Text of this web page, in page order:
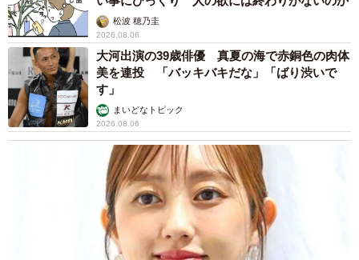
優賞をアジア人として初めて受賞し話題となりました。
◇ ◇
【出典】
▽塩顔イケメン俳優12人のランキング！お気に入りの俳優
は何位？
https://tpranking.com/salt-faced-handsome
▽タレントパワーランキング
http://tpranking.com/
松波 穂乃圭
2026.08.06
大河出演の39歳俳優 真夏の海で赤銅色の肉体
美を連投 「バッキバキだな」「ばり渋いで
す」
まいどなトピック
2026.08.06